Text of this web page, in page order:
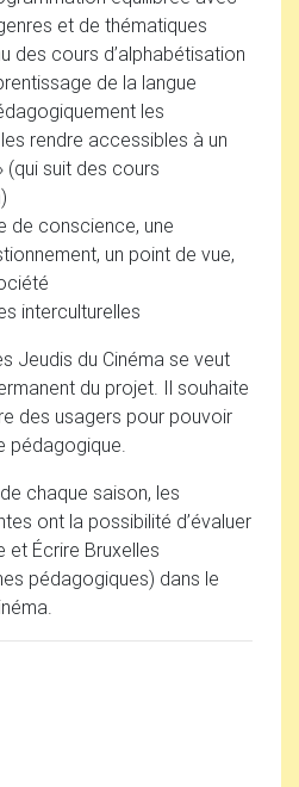
et de thématiques
des cours d’alphabétisation
de la langue
les
rendre accessibles à un
(qui suit des cours
de conscience, une
un point de vue,
interculturelles
Jeudis du Cinéma se veut
du projet. Il souhaite
des usagers pour pouvoir
pédagogique.
chaque saison, les
ont la possibilité d’évaluer
et Écrire Bruxelles
pédagogiques) dans le